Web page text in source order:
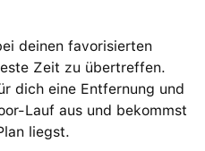
deinen favorisierten
Zeit zu übertreffen.
dich eine Entfernung und
Lauf aus und bekommst
liegst.